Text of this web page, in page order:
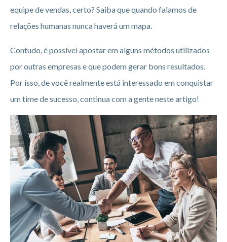
equipe de vendas, certo? Saiba que quando falamos de
relações humanas nunca haverá um mapa.
Contudo, é possível apostar em alguns métodos utilizados
por outras empresas e que podem gerar bons resultados.
Por isso, de você realmente está interessado em conquistar
um time de sucesso, continua com a gente neste artigo!